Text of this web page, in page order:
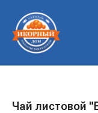
Чай листовой